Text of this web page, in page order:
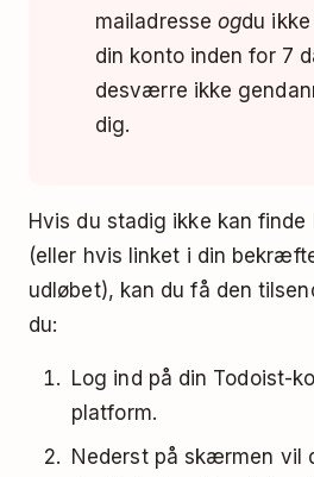
mailadresseogdu
din konto inden for 7
desværre ikke
dig.
Hvis du stadig ikke kan
(eller hvis linket i din
udløbet), kan du få den
du:
Log ind på din Todoist-
platform.
Nederst på skærmen vil